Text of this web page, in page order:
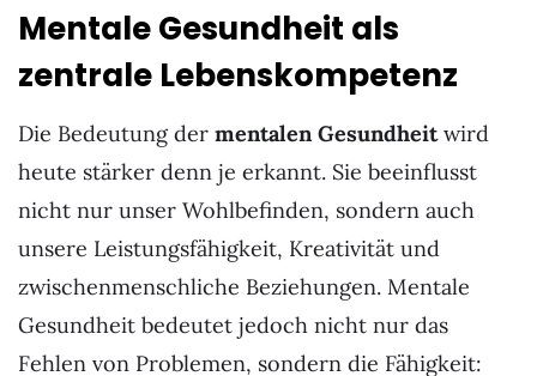
Mentale Gesundheit als
zentrale Lebenskompetenz
Die Bedeutung der mentalen Gesundheitwird
heute stärker denn je erkannt. Sie beeinflusst
nicht nur unser Wohlbefinden, sondern auch
unsere Leistungsfähigkeit, Kreativität und
zwischenmenschliche Beziehungen. Mentale
Gesundheit bedeutet jedoch nicht nur das
Fehlen von Problemen, sondern die Fähigkeit: